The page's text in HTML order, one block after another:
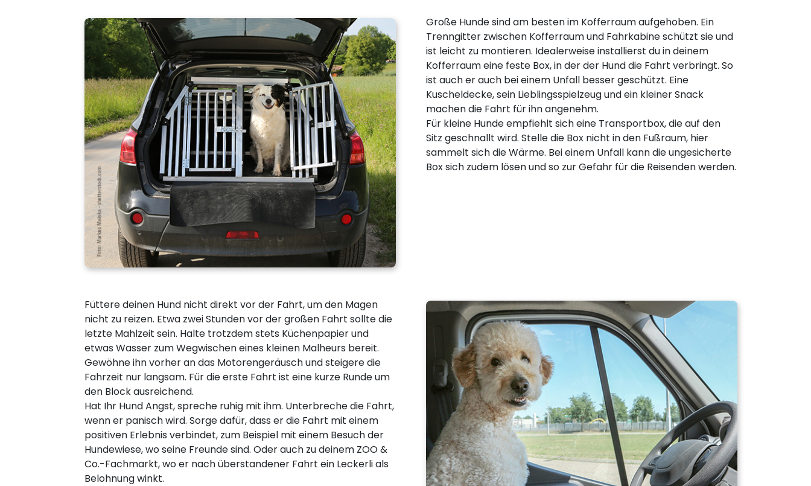
Große Hunde sind am besten im Kofferraum aufgehoben. Ein
Trenngitter zwischen Kofferraum und Fahrkabine schützt sie und
ist leicht zu montieren. Idealerweise installierst du in deinem
Kofferraum eine feste Box, in der der Hund die Fahrt verbringt. So
ist auch er auch bei einem Unfall besser geschützt. Eine
Kuscheldecke, sein Lieblingsspielzeug und ein kleiner Snack
machen die Fahrt für ihn angenehm.
Für kleine Hunde empfiehlt sich eine Transportbox, die auf den
Sitz geschnallt wird. Stelle die Box nicht in den Fußraum, hier
sammelt sich die Wärme. Bei einem Unfall kann die ungesicherte
Box sich zudem lösen und so zur Gefahr für die Reisenden werden.
Füttere deinen Hund nicht direkt vor der Fahrt, um den Magen
nicht zu reizen. Etwa zwei Stunden vor der großen Fahrt sollte die
letzte Mahlzeit sein. Halte trotzdem stets Küchenpapier und
etwas Wasser zum Wegwischen eines kleinen Malheurs bereit.
Gewöhne ihn vorher an das Motorengeräusch und steigere die
Fahrzeit nur langsam. Für die erste Fahrt ist eine kurze Runde um
den Block ausreichend.
Hat Ihr Hund Angst, spreche ruhig mit ihm. Unterbreche die Fahrt,
wenn er panisch wird. Sorge dafür, dass er die Fahrt mit einem
positiven Erlebnis verbindet, zum Beispiel mit einem Besuch der
Hundewiese, wo seine Freunde sind. Oder auch zu deinem ZOO &
Co.-Fachmarkt, wo er nach überstandener Fahrt ein Leckerli als
Belohnung winkt.